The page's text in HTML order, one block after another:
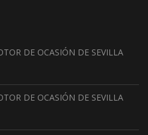
DE OCASIÓN DE SEVILLA
DE OCASIÓN DE SEVILLA